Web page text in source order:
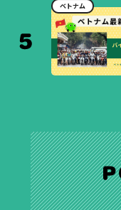
ベトナム